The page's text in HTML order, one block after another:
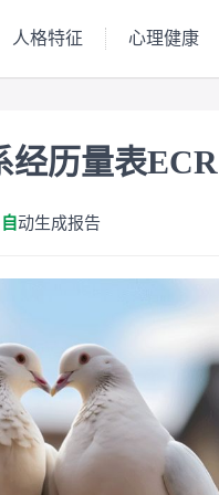
人格特征 心理健康
经历量表ECR
自动生成报告